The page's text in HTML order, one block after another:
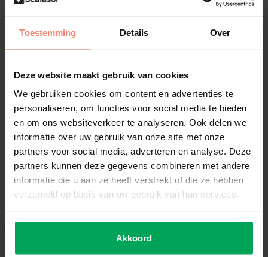
Toestemming Details Over
Deze website maakt gebruik van cookies
We gebruiken cookies om content en advertenties te
personaliseren, om functies voor social media te bieden
en om ons websiteverkeer te analyseren. Ook delen we
informatie over uw gebruik van onze site met onze
partners voor social media, adverteren en analyse. Deze
partners kunnen deze gegevens combineren met andere
informatie die u aan ze heeft verstrekt of die ze hebben
verzameld op basis van uw gebruik van hun services.
Akkoord
En rupture de stock
Film de vitrage de qualité professionnelle
Délai de rétractation de 14 jours
Délai de livraison de 3-5 jours ouvrables
Informations additionnelles? Neem contact met ons
op